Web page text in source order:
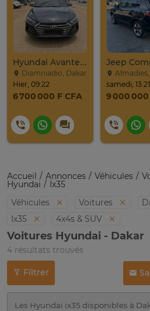
Hyundai Avante 2017
Diamniadio, Dakar
Hier, 09:22
6 700 000 F CFA
samedi, 13:21
9 000 000
Accueil Annonces Véhicules
Hyundai
Ix35
Véhicules
Voitures
Ix35
4x4s & SUV
Voitures Hyundai - Dakar
4 résultats trouvés
Filtrer
Les Hyundai ix35 disponibles à